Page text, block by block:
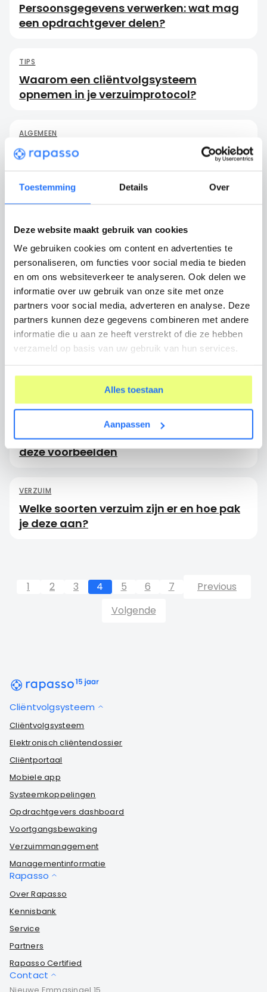
Toestemming Details Over
Deze website maakt gebruik van cookies
We gebruiken cookies om content en advertenties te
personaliseren, om functies voor social media te bieden
en om ons websiteverkeer te analyseren. Ook delen we
informatie over uw gebruik van onze site met onze
partners voor social media, adverteren en analyse. Deze
partners kunnen deze gegevens combineren met andere
informatie die u aan ze heeft verstrekt of die ze hebben
verzameld op basis van uw gebruik van hun services.
Alles toestaan
Aanpassen
Persoonsgegevens verwerken: wat mag
een opdrachtgever delen?
TIPS
Waarom een cliëntvolgsysteem
opnemen in je verzuimprotocol?
ALGEMEEN
Trots op onze klanten tijdens de Week
TIPS
Hoe lang moet een cliëntendossier
bewaard worden?
TIPS
Efficiënter werken als organisatie? Zo
pak je dat slim aan.
TIPS
cliëntendossier?
DUURZAME INZETBAARHEID
Realiseer duurzame inzetbaarheid met
deze voorbeelden
VERZUIM
Welke soorten verzuim zijn er en hoe pak
je deze aan?
Previous
1 2 3 4 5 6
7
Volgende
Cliëntvolgsysteem
Cliëntvolgsysteem
Elektronisch cliëntendossier
Cliëntportaal
Mobiele app
Systeemkoppelingen
Opdrachtgevers dashboard
Voortgangsbewaking
Verzuimmanagement
Managementinformatie
Rapasso
Over Rapasso
Kennisbank
Service
Partners
Rapasso Certified
Contact